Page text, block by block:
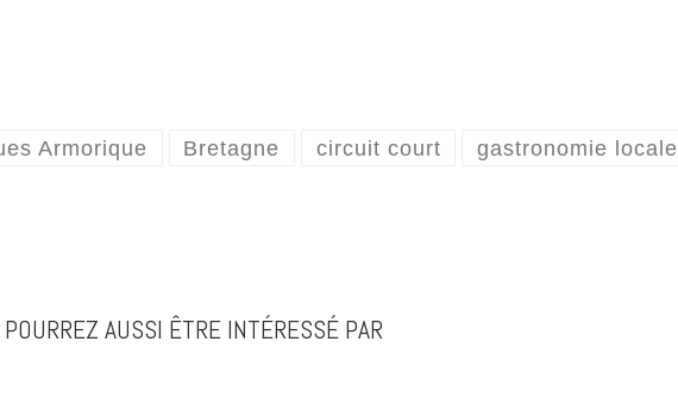
Armorique Bretagne circuit court gastronomie locale
AUSSI ÊTRE INTÉRESSÉ PAR